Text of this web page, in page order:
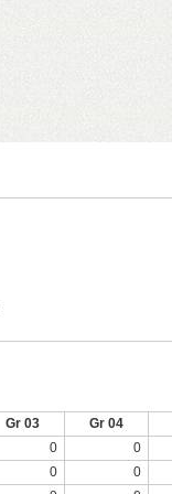
Gr 03 Gr 04
0 0
0 0